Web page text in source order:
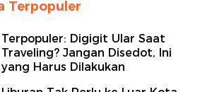
Terpopuler
Terpopuler: Digigit Ular Saat
Traveling? Jangan Disedot, Ini
yang Harus Dilakukan